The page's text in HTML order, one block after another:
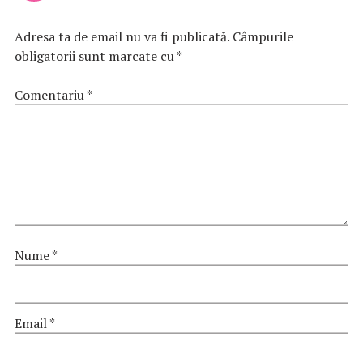
Adresa ta de email nu va fi publicată. Câmpurile
obligatorii sunt marcate cu*
Comentariu*
Nume*
Email*